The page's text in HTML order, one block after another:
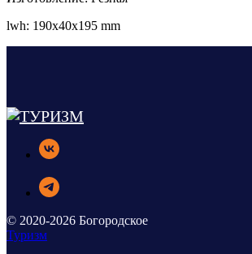
lwh: 190x40x195 mm
© 2020-2026 Богородское
Туризм